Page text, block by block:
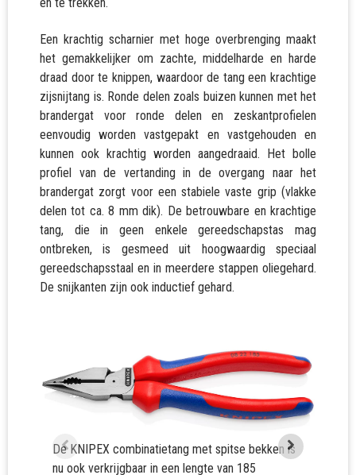
Een krachtig scharnier met hoge overbrenging maakt
het gemakkelijker om zachte, middelharde en harde
draad door te knippen, waardoor de tang een krachtige
zijsnijtang is. Ronde delen zoals buizen kunnen met het
brandergat voor ronde delen en zeskantprofielen
eenvoudig worden vastgepakt en vastgehouden en
kunnen ook krachtig worden aangedraaid. Het bolle
profiel van de vertanding in de overgang naar het
brandergat zorgt voor een stabiele vaste grip (vlakke
delen tot ca. 8 mm dik). De betrouwbare en krachtige
tang, die in geen enkele gereedschapstas mag
ontbreken, is gesmeed uit hoogwaardig speciaal
gereedschapsstaal en in meerdere stappen oliegehard.
De snijkanten zijn ook inductief gehard.
De KNIPEX combinatietang met spitse bekken is
nu ook verkrijgbaar in een lengte van 185